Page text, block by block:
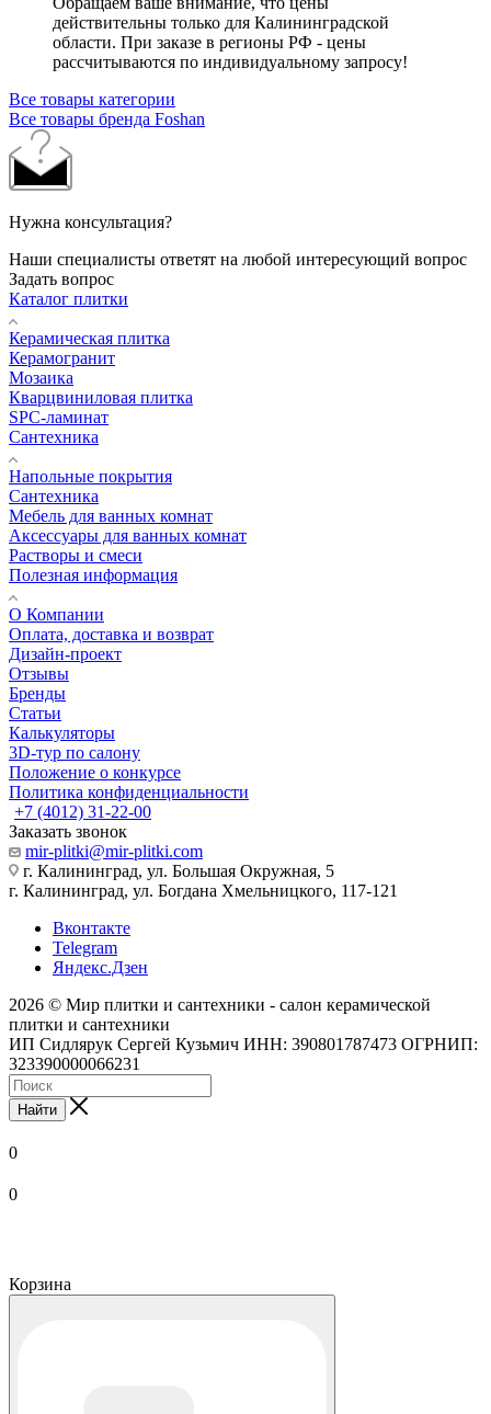
действительны только для Калининградской
области. При заказе в регионы РФ - цены
рассчитываются по индивидуальному запросу!
Все товары категории
Все товары бренда Foshan
Нужна консультация?
Наши специалисты ответят на любой интересующий вопрос
Задать вопрос
Каталог плитки
Керамическая плитка
Керамогранит
Мозаика
Кварцвиниловая плитка
SPC-ламинат
Сантехника
Напольные покрытия
Сантехника
Мебель для ванных комнат
Аксессуары для ванных комнат
Растворы и смеси
Полезная информация
О Компании
Оплата, доставка и возврат
Дизайн-проект
Отзывы
Бренды
Статьи
Калькуляторы
3D-тур по салону
Положение о конкурсе
Политика конфиденциальности
+7 (4012) 31-22-00
Заказать звонок
mir-plitki@mir-plitki.com
г. Калининград, ул. Большая Окружная, 5
г. Калининград, ул. Богдана Хмельницкого, 117-121
Вконтакте
Telegram
Яндекс.Дзен
2026 © Мир плитки и сантехники - салон керамической
плитки и сантехники
ИП Сидлярук Сергей Кузьмич ИНН: 390801787473 ОГРНИП:
323390000066231
Найти
0
0
Корзина